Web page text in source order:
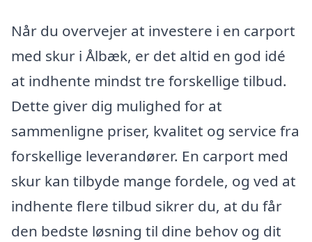
Når du overvejer at investere i en carport
med skur i Ålbæk, er det altid en god idé
at indhente mindst tre forskellige tilbud.
Dette giver dig mulighed for at
sammenligne priser, kvalitet og service fra
forskellige leverandører. En carport med
skur kan tilbyde mange fordele, og ved at
indhente flere tilbud sikrer du, at du får
den bedste løsning til dine behov og dit